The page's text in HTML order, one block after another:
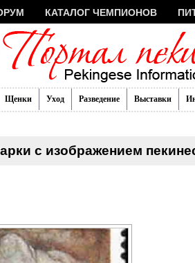
КАТАЛОГ ЧЕМПИОНОВ
Щенки Уход Разведение Выставки
с изображением